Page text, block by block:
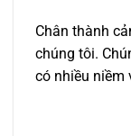
Chân thành
chúng tôi.
có nhiều niềm